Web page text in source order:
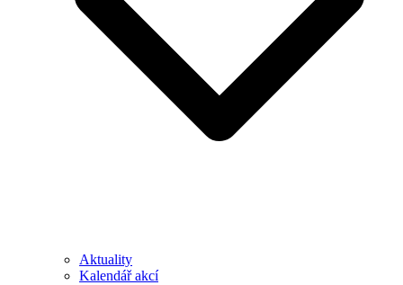
Aktuality
Kalendář akcí